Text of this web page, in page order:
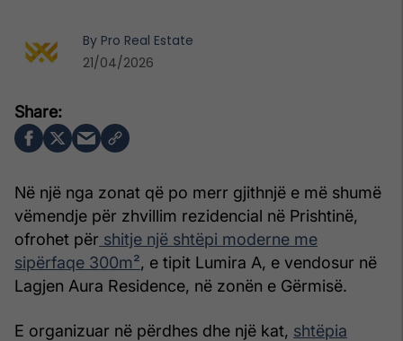
Në një nga zonat që po merr gjithnjë e më shumë
vëmendje për zhvillim rezidencial në Prishtinë,
ofrohet për shitje një shtëpi moderne me
sipërfaqe 300m², e tipit Lumira A, e vendosur në
Lagjen Aura Residence, në zonën e Gërmisë.
E organizuar në përdhes dhe një kat, shtëpia
By Pro Real Estate
21/04/2026